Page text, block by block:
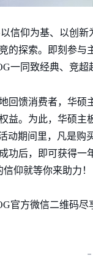
以信仰为基、以创
的探索。即刻参与
一同致经典、竞超
回馈消费者，华
益。为此，华硕主
动期间里，凡是购
功后，即可获得一
仰就等你来助力！
官方微信二维码尽